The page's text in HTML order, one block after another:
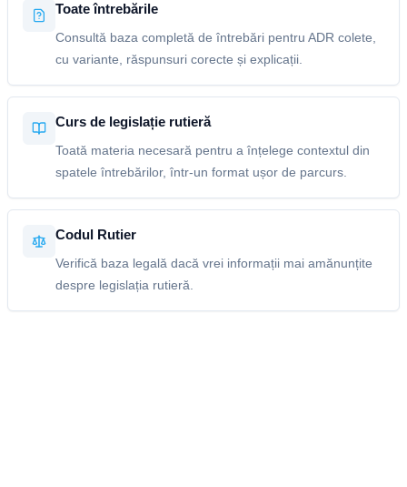
Toate întrebările
Consultă baza completă de întrebări pentru ADR colete,
cu variante, răspunsuri corecte și explicații.
Curs de legislație rutieră
Toată materia necesară pentru a înțelege contextul din
spatele întrebărilor, într-un format ușor de parcurs.
Codul Rutier
Verifică baza legală dacă vrei informații mai amănunțite
despre legislația rutieră.